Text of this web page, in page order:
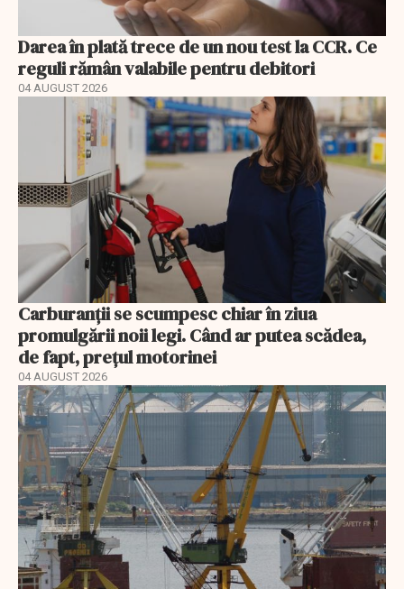
Darea în plată trece de un nou test la CCR. Ce
reguli rămân valabile pentru debitori
04 AUGUST 2026
Carburanții se scumpesc chiar în ziua
promulgării noii legi. Când ar putea scădea,
de fapt, prețul motorinei
04 AUGUST 2026